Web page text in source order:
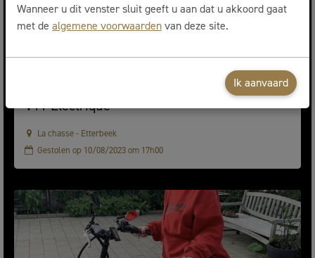
VTT Électrique
La chasse - Etterbeek
Gestolen op 10/08/2023 om 17h00
Wanneer u dit venster sluit geeft u aan dat u akkoord gaat
met de algemene voorwaardenvan deze site.
Ik aanvaard